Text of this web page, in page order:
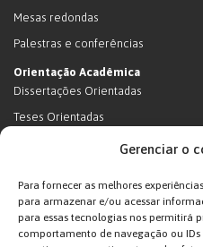
Gerenciar o
Para fornecer as melhores
para armazenar e/ou acessar
para essas tecnologias nos permitirá
comportamento de navegação ou
Mesas redondas
Palestras e conferências
Orientação Acadêmica
Dissertações Orientadas
Teses Orientadas
Livros (dissertações e teses)
Supervisão de pós-doutorado
Supervisão de pós-doutorado (em